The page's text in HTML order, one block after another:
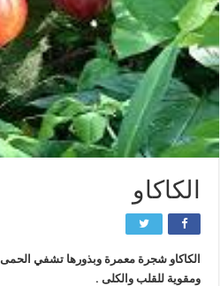
الكاكاو
الكاكاو شجرة معمرة وبذورها تشفي الحمى
ومقوية للقلب والكلى .